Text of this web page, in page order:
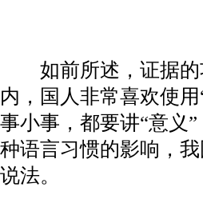
如前所述，证据的
内，国人非常喜欢使
事小事，都要讲“意义
种语言习惯的影响，
说法。